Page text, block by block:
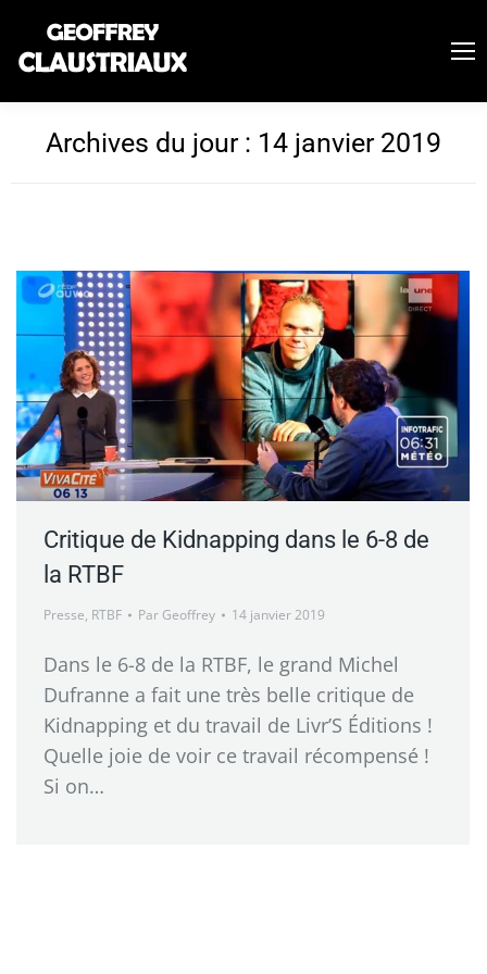
Archives du jour : 14 janvier 2019
Critique de Kidnapping dans le 6-8 de
la RTBF
Presse, RTBF Par Geoffrey 14 janvier 2019
Dans le 6-8 de la RTBF, le grand Michel
Dufranne a fait une très belle critique de
Kidnapping et du travail de Livr’S Éditions !
Quelle joie de voir ce travail récompensé !
Si on…